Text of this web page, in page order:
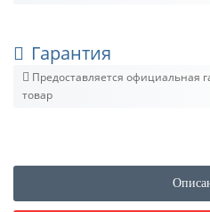
Гарантия
Предоставляется официальная
товар